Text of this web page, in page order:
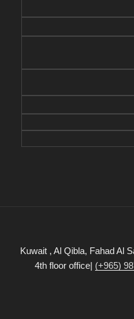
Kuwait , Al Qibla, Fahad Al
4th floor office| (+965)